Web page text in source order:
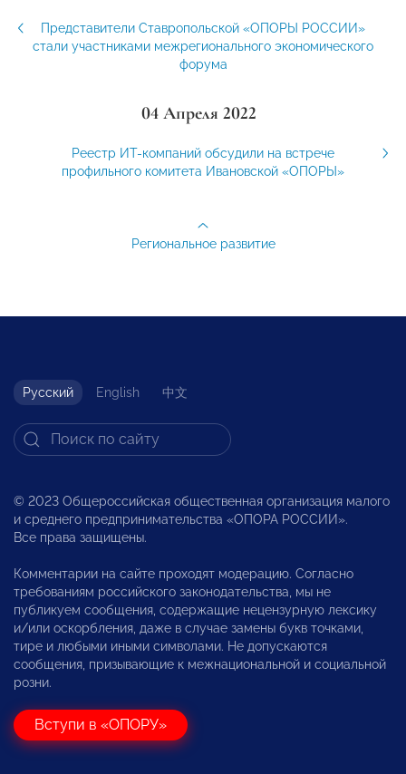
Представители Ставропольской «ОПОРЫ РОССИИ»
стали участниками межрегионального экономического
форума
04 Апреля 2022
Реестр ИТ-компаний обсудили на встрече
профильного комитета Ивановской «ОПОРЫ»
Региональное развитие
Русский English 中文
© 2023 Общероссийская общественная организация малого
и среднего предпринимательства «ОПОРА РОССИИ».
Все права защищены.
Комментарии на сайте проходят модерацию. Согласно
требованиям российского законодательства, мы не
публикуем сообщения, содержащие нецензурную лексику
и/или оскорбления, даже в случае замены букв точками,
тире и любыми иными символами. Не допускаются
сообщения, призывающие к межнациональной и социальной
розни.
Вступи в «ОПОРУ»